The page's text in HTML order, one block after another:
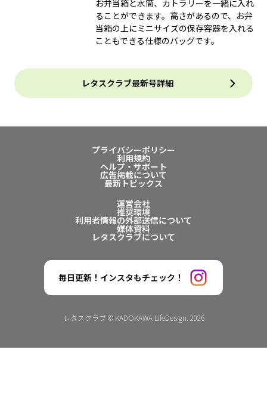
お弁当箱と水筒、カトラリーを一緒に入れ
ることができます。高さがあるので、お弁
当箱の上にミニサイズの保存容器を入れる
こともできる仕様のバッグです。
レタスクラブ最新号詳細
プライバシーポリシー
利用規約
ヘルプ・サポート
広告掲載について
最新トピックス
運営会社
推奨環境
利用者情報の外部送信について
媒体資料
レタスクラブについて
毎日更新！インスタもチェック！
レタスクラブ © KADOKAWA LifeDesign. 2026